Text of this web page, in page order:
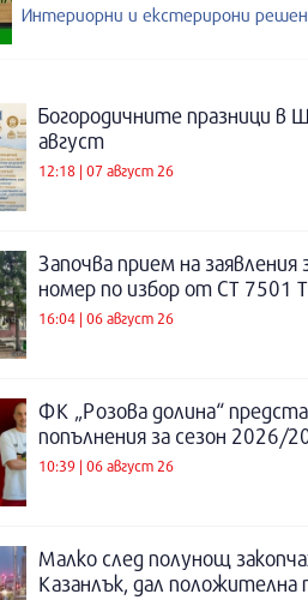
Интериорни и екстерирони
Богородичните празници в
август
12:18 | 07 август 26
Започва прием на заявления
номер по избор от СТ 7501
16:04 | 06 август 26
ФК „Розова долина“
попълнения за сезон 2026/
10:39 | 06 август 26
Малко след полунощ
Казанлък, дал положителна